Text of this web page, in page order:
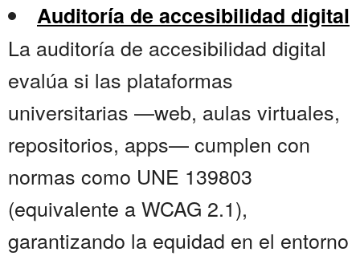
Auditoría de accesibilidad digital
La auditoría de accesibilidad digital
evalúa si las plataformas
universitarias —web, aulas virtuales,
repositorios, apps— cumplen con
normas como UNE 139803
(equivalente a WCAG 2.1),
garantizando la equidad en el entorno